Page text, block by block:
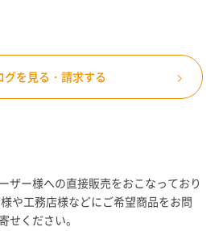
グを見る・請求する
ザー様への直接販売をおこなっており
や工務店様などにご希望商品をお問
せください。